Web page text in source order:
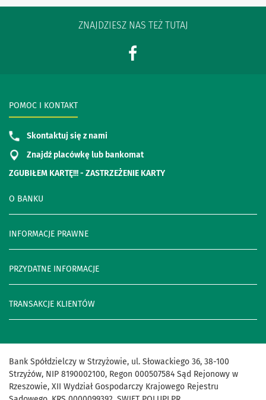
ZNAJDZIESZ NAS TEŻ TUTAJ
O BANKU
INFORMACJE PRAWNE
PRZYDATNE INFORMACJE
TRANSAKCJE KLIENTÓW
POMOC I KONTAKT
Skontaktuj się z nami
Znajdź placówkę lub bankomat
ZGUBIŁEM KARTĘ!!! - ZASTRZEŻENIE KARTY
Bank Spółdzielczy w Strzyżowie, ul. Słowackiego 36, 38-100
Strzyżów, NIP 8190002100, Regon 000507584 Sąd Rejonowy w
Rzeszowie, XII Wydział Gospodarczy Krajowego Rejestru